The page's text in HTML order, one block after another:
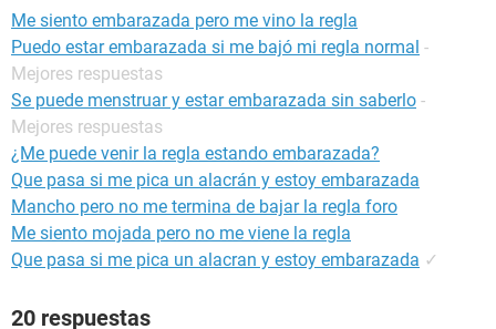
Me siento embarazada pero me vino la regla
Puedo estar embarazada si me bajó mi regla normal -
Mejores respuestas
Se puede menstruar y estar embarazada sin saberlo -
Mejores respuestas
¿Me puede venir la regla estando embarazada?
Que pasa si me pica un alacrán y estoy embarazada
Mancho pero no me termina de bajar la regla foro
Me siento mojada pero no me viene la regla
Que pasa si me pica un alacran y estoy embarazada ✓
20 respuestas